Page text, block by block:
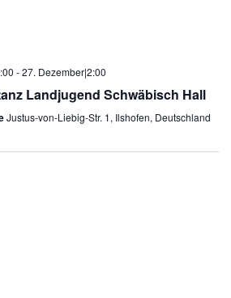
-27. Dezember|2:00
Landjugend Schwäbisch Hall
Justus-von-Liebig-Str. 1, Ilshofen, Deutschland